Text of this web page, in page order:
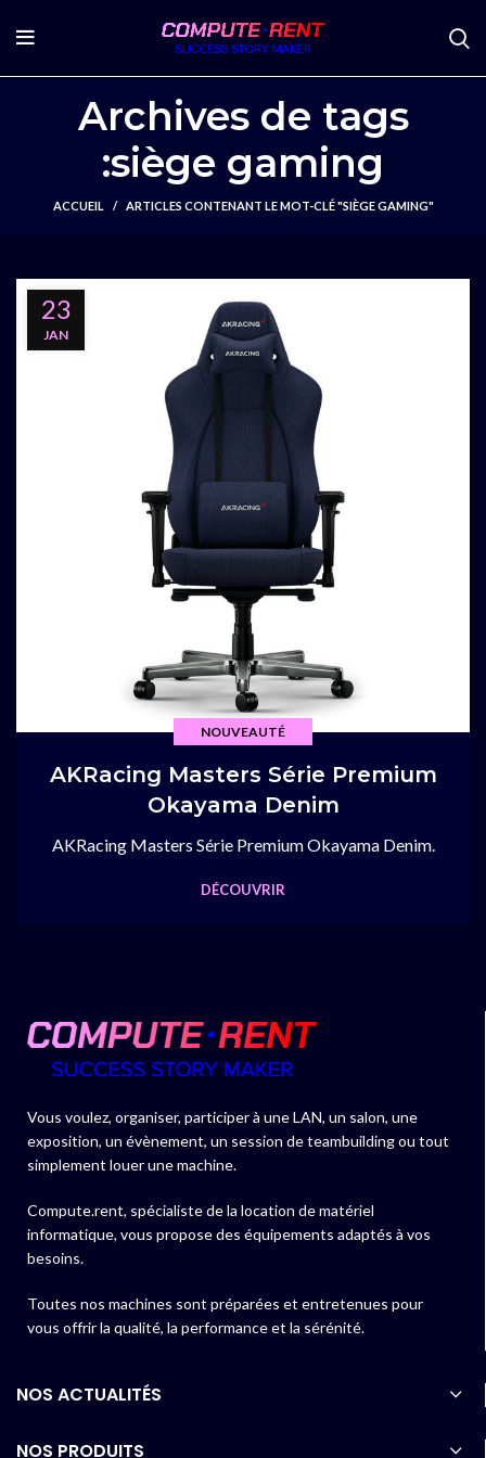
Archives de tags
:siège gaming
ACCUEIL ARTICLES CONTENANT LE MOT-CLÉ "SIÈGE GAMING"
23
JAN
NOUVEAUTÉ
AKRacing Masters Série Premium
Okayama Denim
AKRacing Masters Série Premium Okayama Denim.
DÉCOUVRIR
Vous voulez, organiser, participer à une LAN, un salon, une
exposition, un évènement, un session de teambuilding ou tout
simplement louer une machine.
Compute.rent, spécialiste de la location de matériel
informatique, vous propose des équipements adaptés à vos
besoins.
Toutes nos machines sont préparées et entretenues pour
vous offrir la qualité, la performance et la sérénité.
NOS ACTUALITÉS
NOS PRODUITS